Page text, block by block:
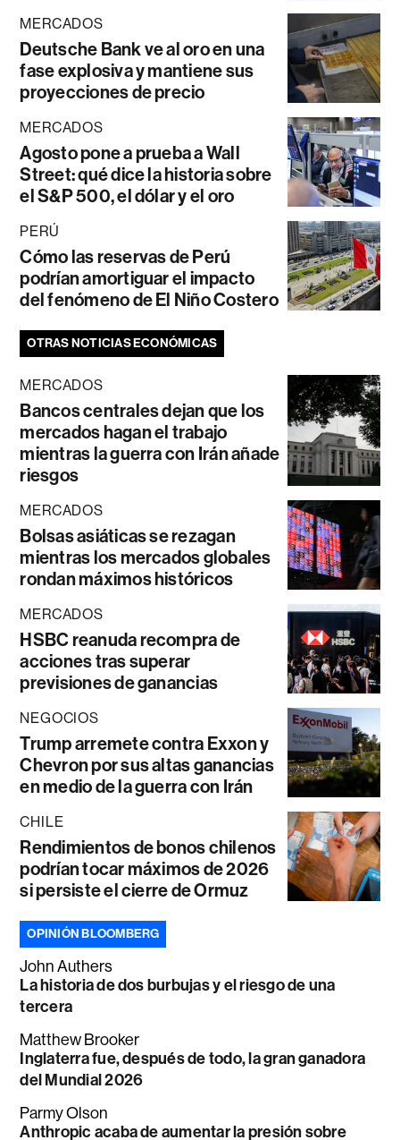
MERCADOS
Deutsche Bank ve al oro en una
fase explosiva y mantiene sus
proyecciones de precio
MERCADOS
Agosto pone a prueba a Wall
Street: qué dice la historia sobre
el S&P 500, el dólar y el oro
PERÚ
Cómo las reservas de Perú
podrían amortiguar el impacto
del fenómeno de El Niño Costero
OTRAS NOTICIAS ECONÓMICAS
MERCADOS
Bancos centrales dejan que los
mercados hagan el trabajo
mientras la guerra con Irán añade
riesgos
MERCADOS
Bolsas asiáticas se rezagan
mientras los mercados globales
rondan máximos históricos
MERCADOS
HSBC reanuda recompra de
acciones tras superar
previsiones de ganancias
NEGOCIOS
Trump arremete contra Exxon y
Chevron por sus altas ganancias
en medio de la guerra con Irán
CHILE
Rendimientos de bonos chilenos
podrían tocar máximos de 2026
si persiste el cierre de Ormuz
OPINIÓN BLOOMBERG
John Authers
La historia de dos burbujas y el riesgo de una
tercera
Matthew Brooker
Inglaterra fue, después de todo, la gran ganadora
del Mundial 2026
Parmy Olson
Anthropic acaba de aumentar la presión sobre